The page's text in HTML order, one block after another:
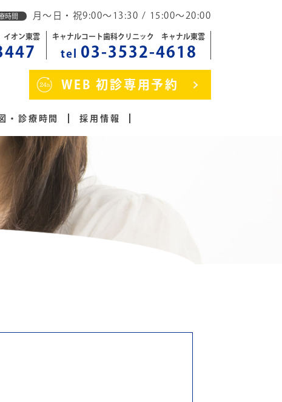
時間 月～日・祝9:00～13:30 / 15:00～20:00
イオン東雲 キャナルコート歯科クリニック キャナル東雲
tel 03-3532-4618
WEB 初診専用予約
・診療時間 採用情報